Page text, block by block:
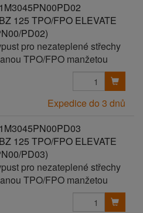
125 TPO/FPO ELEVATE
PD02)
pro nezateplené střechy
TPO/FPO manžetou
Expedice do 3 dnů
125 TPO/FPO ELEVATE
PD03)
pro nezateplené střechy
TPO/FPO manžetou